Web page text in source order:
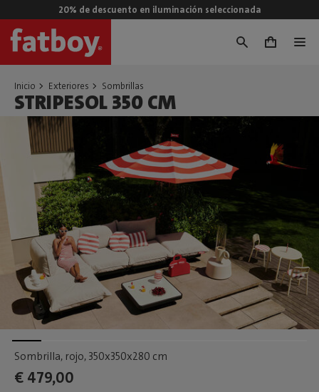
20% de descuento en iluminación seleccionada
0
Inicio Exteriores Sombrillas
STRIPESOL 350 CM
Sombrilla, rojo, 350x350x280 cm
€ 479,00